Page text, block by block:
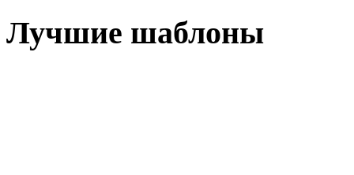
Лучшие шаблоны